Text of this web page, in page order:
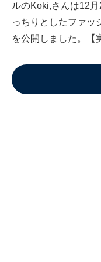
ルのKoki,さんは12
っちりとしたファッ
を公開しました。【